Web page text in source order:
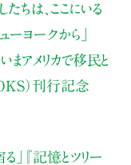
は、ここにいる
ヨークから」
メリカで移民と
）刊行記念
」
『記憶とツリー